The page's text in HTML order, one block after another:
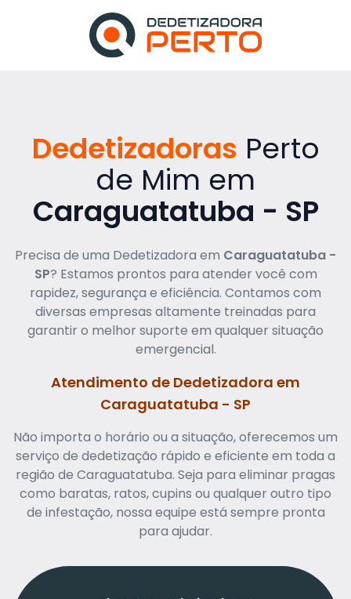
Dedetizadoras Perto
de Mim em
Caraguatatuba - SP
Precisa de uma Dedetizadora em Caraguatatuba -
SP? Estamos prontos para atender você com
rapidez, segurança e eficiência. Contamos com
diversas empresas altamente treinadas para
garantir o melhor suporte em qualquer situação
emergencial.
Atendimento de Dedetizadora em
Caraguatatuba - SP
Não importa o horário ou a situação, oferecemos um
serviço de dedetização rápido e eficiente em toda a
região de Caraguatatuba. Seja para eliminar pragas
como baratas, ratos, cupins ou qualquer outro tipo
de infestação, nossa equipe está sempre pronta
para ajudar.